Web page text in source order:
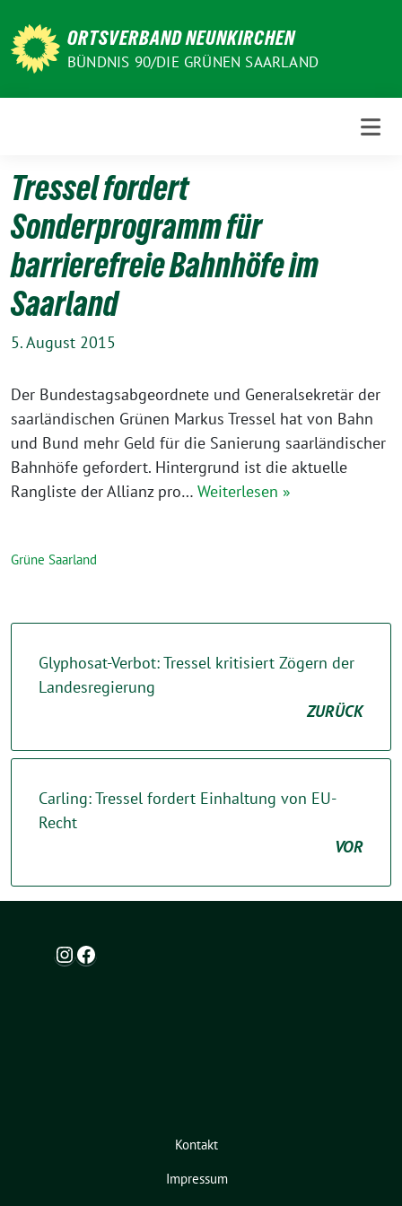
zum
Inhalt
ORTSVERBAND NEUNKIRCHEN
BÜNDNIS 90/DIE GRÜNEN SAARLAND
Tressel fordert
Sonderprogramm für
barrierefreie Bahnhöfe im
Saarland
5. August 2015
Der Bundestagsabgeordnete und Generalsekretär der
saarländischen Grünen Markus Tressel hat von Bahn
und Bund mehr Geld für die Sanierung saarländischer
Bahnhöfe gefordert. Hintergrund ist die aktuelle
Rangliste der Allianz pro… Weiterlesen »
Grüne Saarland
Glyphosat-Verbot: Tressel kritisiert Zögern der
Landesregierung
ZURÜCK
Carling: Tressel fordert Einhaltung von EU-
Recht
VOR
Instagram
Facebook
Kontakt
Impressum